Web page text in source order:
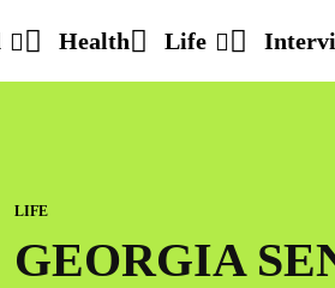
Health Life
LIFE
GEORGIA